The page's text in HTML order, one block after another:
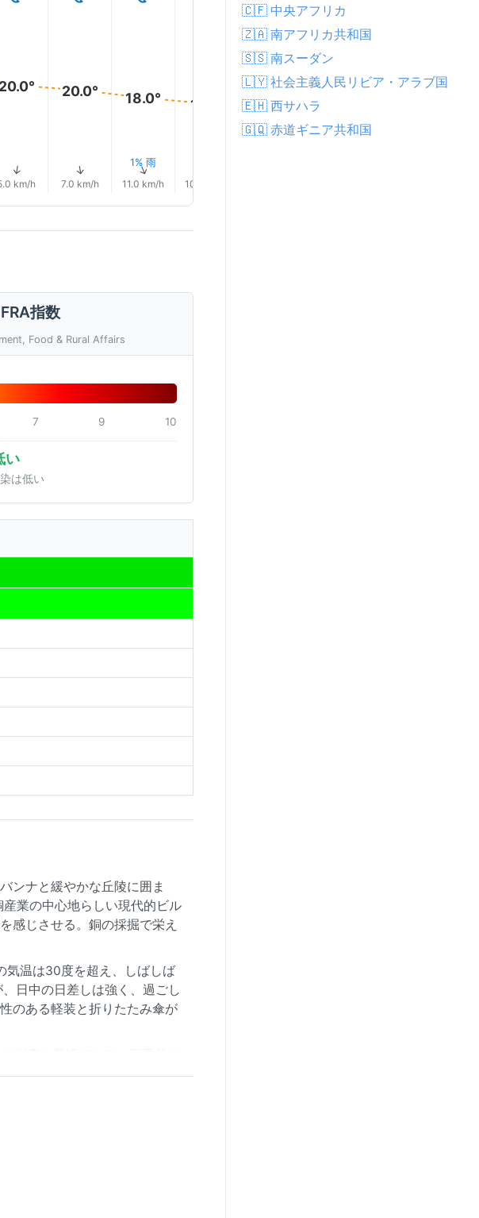
20.0°
↑
km/h
20.0°
↑
7.0 km/h
18.0°
1% 雨
↑
11.0 km/h
17.0°
10.0 km/h
16.0° 15.0°
指数
Food & Rural Affairs
7 9 10
い
は低い
ンナと緩やかな丘陵に囲ま
業の中心地らしい現代的ビル
感じさせる。銅の採掘で栄え
気温は30度を超え、しばしば
日中の日差しは強く、過ごし
のある軽装と折りたたみ傘が
行期に発生する雷雨が激し
🇨🇫 中央アフリカ
🇿🇦 南アフリカ共和国
🇸🇸 南スーダン
🇱🇾 社会主義人民リビア・アラブ国
🇪🇭 西サハラ
🇬🇶 赤道ギニア共和国